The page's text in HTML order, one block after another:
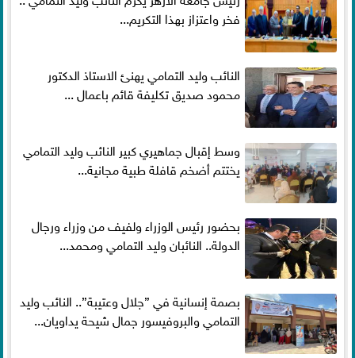
فخر واعتزاز بهذا التكريم...
النائب وليد التمامي يهنئ الاستاذ الدكتور
محمود صديق تكليفة قائم باعمال ...
وسط إقبال جماهيري كبير النائب وليد التمامي
يختتم أضخم قافلة طبية مجانية...
بحضور رئيس الوزراء ولفيف من وزراء ورجال
الدولة.. النائبان وليد التمامي ومحمد...
بصمة إنسانية في ”جلال وعتيبة”.. النائب وليد
التمامي والبروفيسور جمال شيحة يداويان...